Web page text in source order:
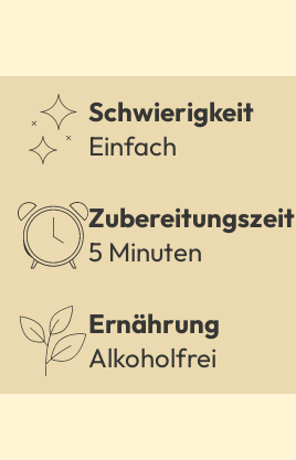
Schwierigkeit
Einfach
Zubereitungszeit
5 Minuten
Ernährung
Alkoholfrei